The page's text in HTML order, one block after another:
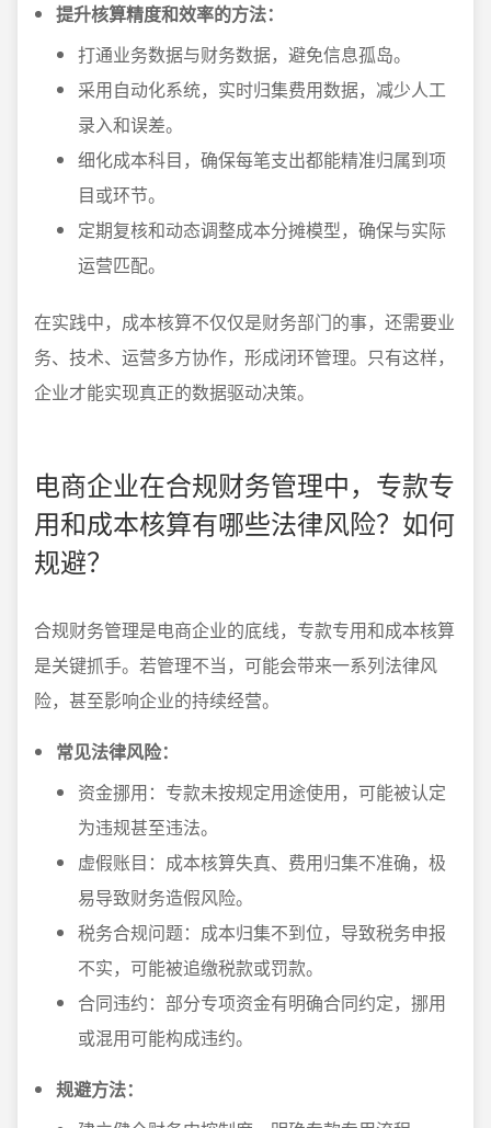
提升核算精度和效率的方法：
打通业务数据与财务数据，避免信息孤岛。
采用自动化系统，实时归集费用数据，减少人工
录入和误差。
细化成本科目，确保每笔支出都能精准归属到项
目或环节。
定期复核和动态调整成本分摊模型，确保与实际
运营匹配。
在实践中，成本核算不仅仅是财务部门的事，还需要业
务、技术、运营多方协作，形成闭环管理。只有这样，
企业才能实现真正的数据驱动决策。
电商企业在合规财务管理中，专款专
用和成本核算有哪些法律风险？如何
规避？
合规财务管理是电商企业的底线，专款专用和成本核算
是关键抓手。若管理不当，可能会带来一系列法律风
险，甚至影响企业的持续经营。
常见法律风险：
资金挪用：专款未按规定用途使用，可能被认定
为违规甚至违法。
虚假账目：成本核算失真、费用归集不准确，极
易导致财务造假风险。
税务合规问题：成本归集不到位，导致税务申报
不实，可能被追缴税款或罚款。
合同违约：部分专项资金有明确合同约定，挪用
或混用可能构成违约。
规避方法：